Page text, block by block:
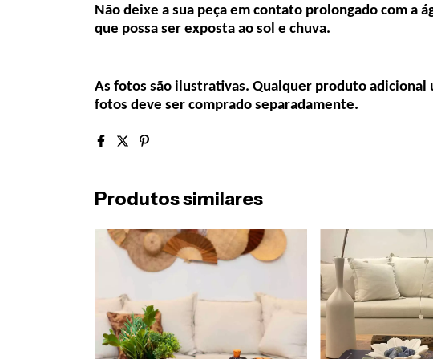
Não deixe a sua peça em contato prolongado com a
que possa ser exposta ao sol e chuva.
As fotos são ilustrativas. Qualquer produto adicional
fotos deve ser comprado separadamente.
Produtos similares